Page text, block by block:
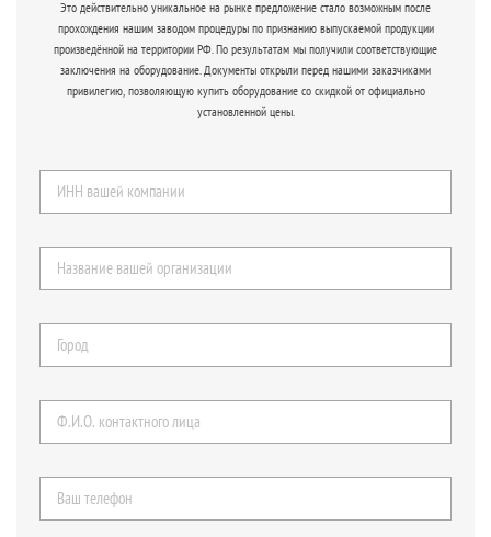
Это действительно уникальное на рынке предложение стало возможным после
прохождения нашим заводом процедуры по признанию выпускаемой продукции
произведённой на территории РФ. По результатам мы получили соответствующие
заключения на оборудование. Документы открыли перед нашими заказчиками
привилегию, позволяющую купить оборудование со скидкой от официально
установленной цены.